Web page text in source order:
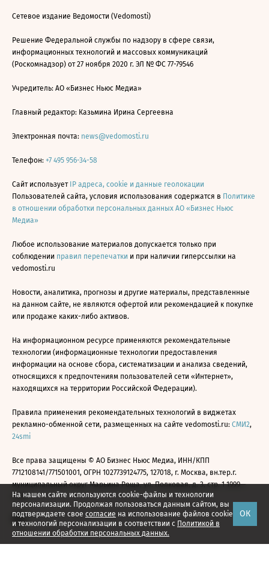
На нашем сайте используются cookie-файлы и технологии
персонализации. Продолжая пользоваться данным сайтом, вы
подтверждаете свое согласие на использование файлов cookie
и технологий персонализации в соответствии с Политикой в
отношении обработки персональных данных.
ОК
Сетевое издание Ведомости (Vedomosti)
Решение Федеральной службы по надзору в сфере связи,
информационных технологий и массовых коммуникаций
(Роскомнадзор) от 27 ноября 2020 г. ЭЛ № ФС 77-79546
Учредитель: АО «Бизнес Ньюс Медиа»
Главный редактор: Казьмина Ирина Сергеевна
Электронная почта: news@vedomosti.ru
Телефон: +7 495 956-34-58
Сайт использует IP адреса, cookie и данные геолокации
Пользователей сайта, условия использования содержатся в Политике
в отношении обработки персональных данных АО «Бизнес Ньюс
Медиа»
Любое использование материалов допускается только при
соблюдении правил перепечатки и при наличии гиперссылки на
vedomosti.ru
Новости, аналитика, прогнозы и другие материалы, представленные
на данном сайте, не являются офертой или рекомендацией к покупке
или продаже каких-либо активов.
На информационном ресурсе применяются рекомендательные
технологии (информационные технологии предоставления
информации на основе сбора, систематизации и анализа сведений,
относящихся к предпочтениям пользователей сети «Интернет»,
находящихся на территории Российской Федерации).
Правила применения рекомендательных технологий в виджетах
рекламно-обменной сети, размещенных на сайте vedomosti.ru: СМИ2,
24smi
Все права защищены © АО Бизнес Ньюс Медиа, ИНН/КПП
7712108141/771501001, ОГРН 1027739124775, 127018, г. Москва, вн.тер.г.
муниципальный округ Марьина Роща, ул. Полковая, д. 3, стр. 1 1999—
2026